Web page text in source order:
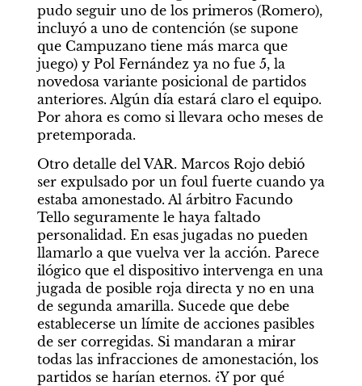
pudo seguir uno de los primeros (Romero),
incluyó a uno de contención (se supone
que Campuzano tiene más marca que
juego) y Pol Fernández ya no fue 5, la
novedosa variante posicional de partidos
anteriores. Algún día estará claro el equipo.
Por ahora es como si llevara ocho meses de
pretemporada.
Otro detalle del VAR. Marcos Rojo debió
ser expulsado por un foul fuerte cuando ya
estaba amonestado. Al árbitro Facundo
Tello seguramente le haya faltado
personalidad. En esas jugadas no pueden
llamarlo a que vuelva ver la acción. Parece
ilógico que el dispositivo intervenga en una
jugada de posible roja directa y no en una
de segunda amarilla. Sucede que debe
establecerse un límite de acciones pasibles
de ser corregidas. Si mandaran a mirar
todas las infracciones de amonestación, los
partidos se harían eternos. ¿Y por qué